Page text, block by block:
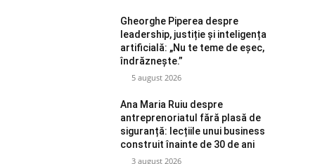
Gheorghe Piperea despre
leadership, justiție și inteligența
artificială: „Nu te teme de eșec,
îndrăznește.”
5 august 2026
Ana Maria Ruiu despre
antreprenoriatul fără plasă de
siguranță: lecțiile unui business
construit înainte de 30 de ani
3 august 2026